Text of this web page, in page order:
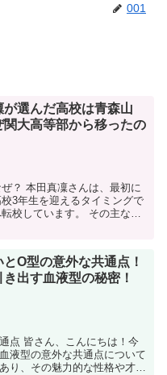
001
が選んだ高校は青森山
関大高等部から移ったの
？ 本田真凜さんは、最初に
3年生を迎えるタイミングで
校しています。 その主な理
とO型の意外な共通点！
き出す血液型の秘密！
点 皆さん、こんにちは！今
液型の意外な共通点について
り、その魅力的な性格や才能